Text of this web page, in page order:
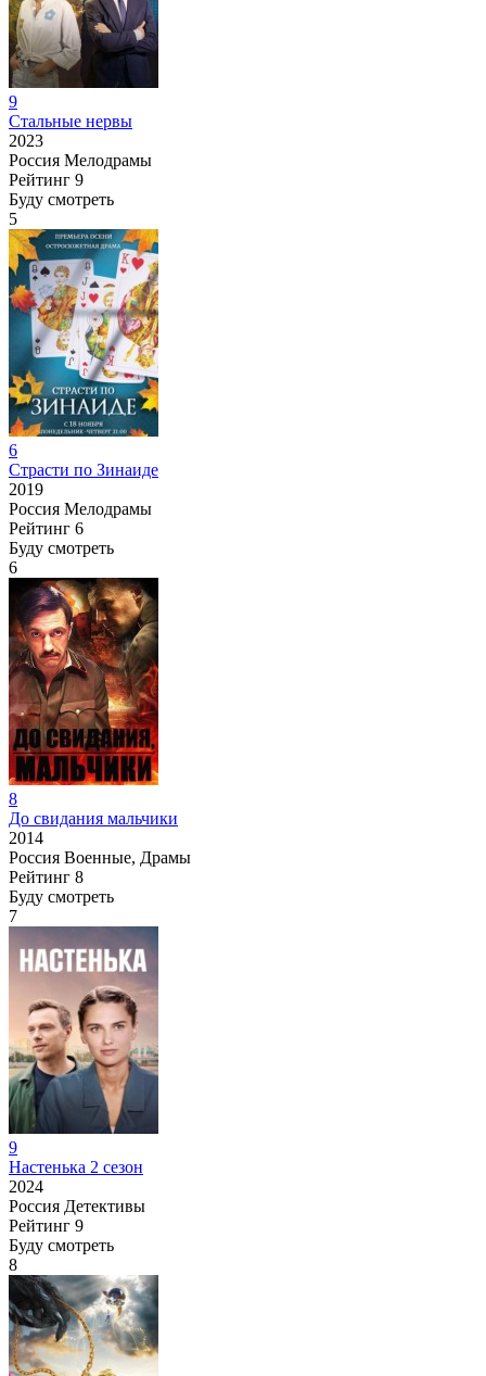
9
Стальные нервы
2023
Россия Мелодрамы
Рейтинг 9
Буду смотреть
5
6
Страсти по Зинаиде
2019
Россия Мелодрамы
Рейтинг 6
Буду смотреть
6
8
До свидания мальчики
2014
Россия Военные, Драмы
Рейтинг 8
Буду смотреть
7
9
Настенька 2 сезон
2024
Россия Детективы
Рейтинг 9
Буду смотреть
8